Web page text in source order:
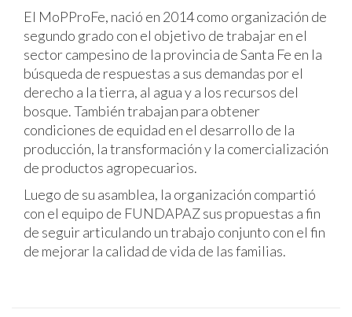
El MoPProFe, nació en 2014 como organización de
segundo grado con el objetivo de trabajar en el
sector campesino de la provincia de Santa Fe en la
búsqueda de respuestas a sus demandas por el
derecho a la tierra, al agua y a los recursos del
bosque. También trabajan para obtener
condiciones de equidad en el desarrollo de la
producción, la transformación y la comercialización
de productos agropecuarios.
Luego de su asamblea, la organización compartió
con el equipo de FUNDAPAZ sus propuestas a fin
de seguir articulando un trabajo conjunto con el fin
de mejorar la calidad de vida de las familias.